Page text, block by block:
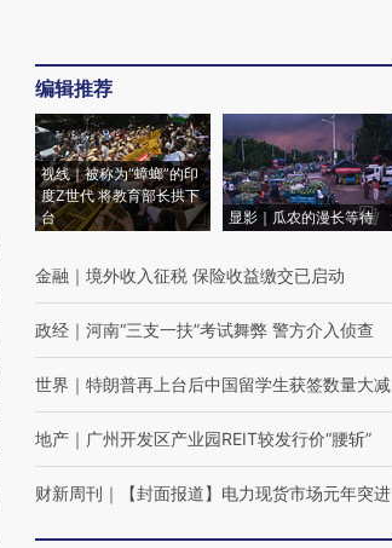
编辑推荐
视线｜被称为“蟑螂”的印
度Z世代 将教育部长拱下
台
显影｜瓜农的漫长等待
金融 ｜ 境外收入征税 保险收益缴交已启动
政经 ｜ 河南“三支一扶”考试舞弊 警方介入侦查
世界 ｜ 特朗普再上台后中国留学生获签数量大减
地产 ｜ 广州开发区产业园REIT较发行价“腰斩”
财新周刊 ｜ 【封面报道】电力现货市场元年突进